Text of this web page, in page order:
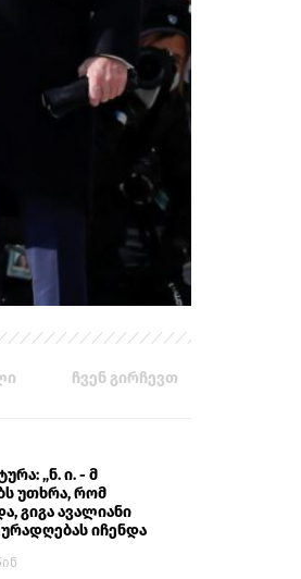
ჩვენ გირჩევთ
„ნ. ი. - მ
უთხრა, რომ
გიგა ავალიანი
იჩენდა
გაბაშვილი